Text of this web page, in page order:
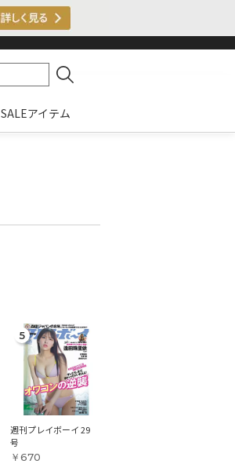
SALEアイテム
週刊プレイボーイ 29
号
￥670